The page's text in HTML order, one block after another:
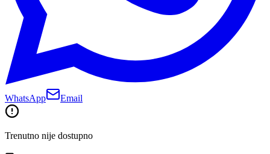
WhatsApp Email
Trenutno nije dostupno